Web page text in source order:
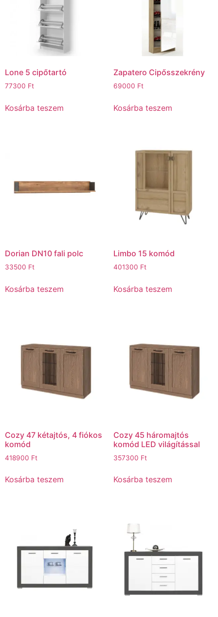
Lone 5 cipőtartó
77300 Ft
Kosárba teszem
Zapatero Cipősszekrény
69000 Ft
Kosárba teszem
Dorian DN10 fali polc
33500 Ft
Kosárba teszem
Limbo 15 komód
401300 Ft
Kosárba teszem
Cozy 47 kétajtós, 4 fiókos
komód
418900 Ft
Kosárba teszem
Cozy 45 háromajtós
komód LED világítással
357300 Ft
Kosárba teszem